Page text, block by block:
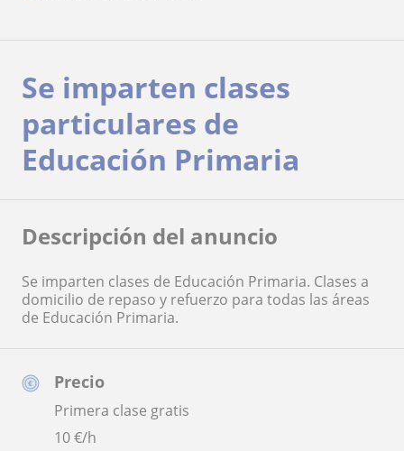
Precio
Primera clase gratis
10€/h
Se imparten clases
particulares de
Educación Primaria
Descripción del anuncio
Se imparten clases de Educación Primaria. Clases a
domicilio de repaso y refuerzo para todas las áreas
de Educación Primaria.